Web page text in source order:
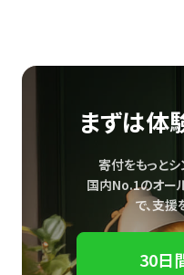
まずは体
寄付をもっとシ
国内No.1のオー
で、支援
30日